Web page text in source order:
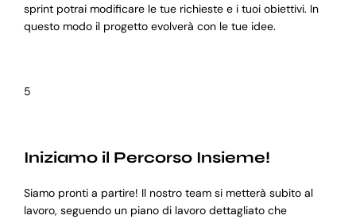
sprint potrai modificare le tue richieste e i tuoi obiettivi. In
questo modo il progetto evolverà con le tue idee.
5
Iniziamo il Percorso Insieme!
Siamo pronti a partire! Il nostro team si metterà subito al
lavoro, seguendo un piano di lavoro dettagliato che